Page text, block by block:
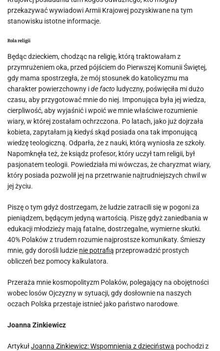
przekazywać wywiadowi Armii Krajowej pozyskiwane na tym
stanowisku istotne informacje.
Rola religii
Będąc dzieckiem, chodząc na religię, którą traktowałam z
przymrużeniem oka, przed pójściem do Pierwszej Komunii Świętej,
gdy mama spostrzegła, że mój stosunek do katolicyzmu ma
charakter powierzchowny ide facto ludyczny, poświęciła mi dużo
czasu, aby przygotować mnie do niej. Imponująca była jej wiedza,
cierpliwość, aby wyjaśnić i wpoić we mnie właściwe rozumienie
wiary, w której zostałam ochrzczona. Po latach, jako już dojrzała
kobieta, zapytałam ją kiedyś skąd posiada ona tak imponującą
wiedzę teologiczną. Odparła, że z nauki, którą wyniosła ze szkoły.
Napomknęła też, że ksiądz profesor, który uczył tam religii, był
pasjonatem teologii. Powiedziała mi wówczas, że charyzmat wiary,
który posiada pozwolił jej na przetrwanie najtrudniejszych chwil w
jej życiu.
Piszę o tym gdyż dostrzegam, że ludzie zatracili się w pogoni za
pieniądzem, będącym jedyną wartością. Piszę gdyż zaniedbania w
edukacji młodzieży mają fatalne, dostrzegalne, wymierne skutki.
40% Polaków z trudem rozumie najprostsze komunikaty. Śmieszy
mnie, gdy dorośli ludzie nie potrafią przeprowadzić prostych
obliczeń bez pomocy kalkulatora.
Przeraża mnie kosmopolityzm Polaków, polegający na obojętności
wobec losów Ojczyzny w sytuacji, gdy dosłownie na naszych
oczach Polska przestaje istnieć jako państwo narodowe.
Joanna Zinkiewicz
ArtykułJoanna Zinkiewicz: Wspomnienia z dzieciństwa pochodzi z